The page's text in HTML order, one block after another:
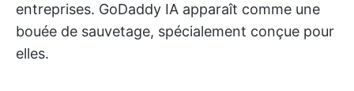
entreprises. GoDaddy IA apparaît comme une
bouée de sauvetage, spécialement conçue pour
elles.